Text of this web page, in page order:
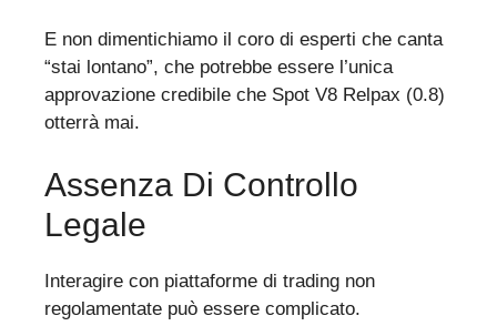
E non dimentichiamo il coro di esperti che canta
“stai lontano”, che potrebbe essere l’unica
approvazione credibile che Spot V8 Relpax (0.8)
otterrà mai.
Assenza Di Controllo
Legale
Interagire con piattaforme di trading non
regolamentate può essere complicato.